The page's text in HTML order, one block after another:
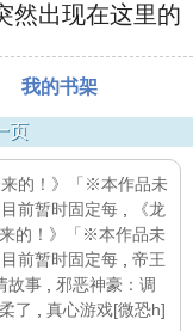
然出现在这里的
我的书架
页
来的！》「※本作品未
前暂时固定每
《龙
的！》「※本作品未
前暂时固定每
帝王
故事
邪恶神豪：调
了
真心游戏[微恐h]